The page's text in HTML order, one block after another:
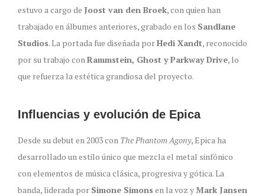
estuvo a cargo de Joost van den Broek, con quien han
trabajado en álbumes anteriores, grabado en los Sandlane
Studios. La portada fue diseñada porHedi Xandt, reconocido
por su trabajo con Rammstein, Ghost y Parkway Drive, lo
que refuerza la estética grandiosa del proyecto.
Influencias y evolución de Epica
Desde su debut en 2003 con The Phantom Agony, Epica ha
desarrollado un estilo único que mezcla el metal sinfónico
con elementos de música clásica, progresiva y gótica. La
banda, liderada por Simone Simons en la voz y Mark Jansen